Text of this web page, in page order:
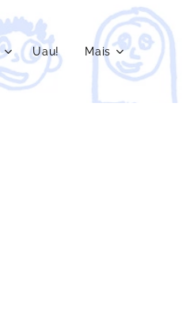
Uau! Mais